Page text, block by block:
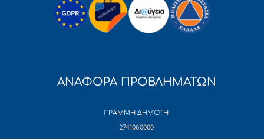
ΑΝΑΦΟΡΑ ΠΡΟΒΛΗΜΑΤΩΝ
ΓΡΑΜΜΗ ΔΗΜΟΤΗ
2741080000